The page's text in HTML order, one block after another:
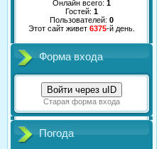
Онлайн всего: 1
Гостей: 1
Пользователей: 0
Этот сайт живет 6375-й день.
Форма входа
Войти через uID
Старая форма входа
Погода